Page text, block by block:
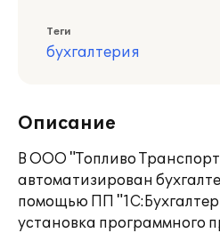
Теги
бухгалтерия
Описание
В ООО "Топливо
автоматизирован
помощью ПП
установка программного